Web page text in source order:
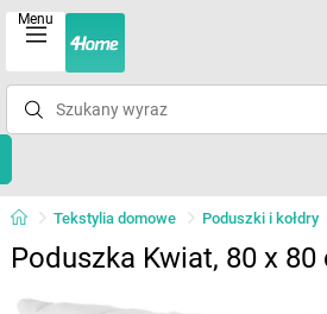
Menu
Tekstylia domowe Poduszki i kołdry
Poduszka Kwiat, 80 x 80